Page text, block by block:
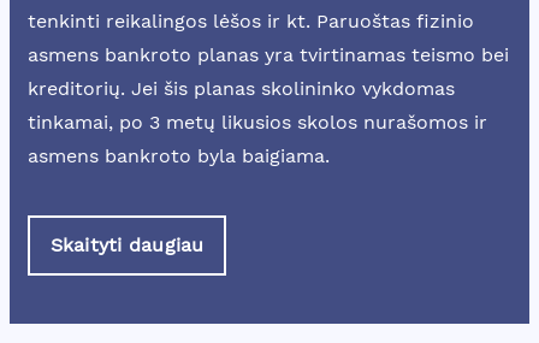
tenkinti reikalingos lėšos ir kt. Paruoštas fizinio
asmens bankroto planas yra tvirtinamas teismo bei
kreditorių. Jei šis planas skolininko vykdomas
tinkamai, po 3 metų likusios skolos nurašomos ir
asmens bankroto byla baigiama.
Skaityti daugiau